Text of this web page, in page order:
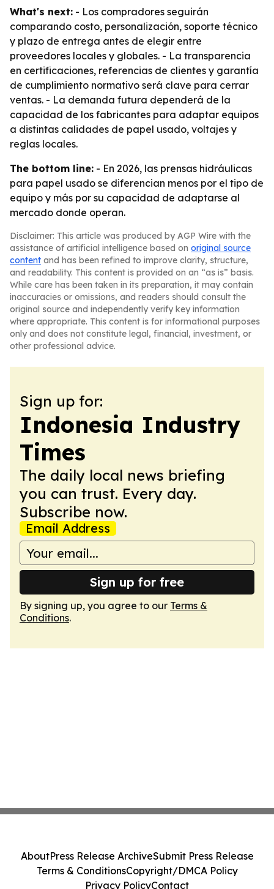
What's next: - Los compradores seguirán
comparando costo, personalización, soporte técnico
y plazo de entrega antes de elegir entre
proveedores locales y globales. - La transparencia
en certificaciones, referencias de clientes y garantía
de cumplimiento normativo será clave para cerrar
ventas. - La demanda futura dependerá de la
capacidad de los fabricantes para adaptar equipos
a distintas calidades de papel usado, voltajes y
reglas locales.
The bottom line: - En 2026, las prensas hidráulicas
para papel usado se diferencian menos por el tipo de
equipo y más por su capacidad de adaptarse al
mercado donde operan.
Disclaimer: This article was produced by AGP Wire with the
assistance of artificial intelligence based on original source
content and has been refined to improve clarity, structure,
and readability. This content is provided on an “as is” basis.
While care has been taken in its preparation, it may contain
inaccuracies or omissions, and readers should consult the
original source and independently verify key information
where appropriate. This content is for informational purposes
only and does not constitute legal, financial, investment, or
other professional advice.
Sign up for:
Indonesia Industry
Times
The daily local news briefing
you can trust. Every day.
Subscribe now.
Email Address
Sign up for free
By signing up, you agree to our Terms &
Conditions.
AboutPress Release ArchiveSubmit Press Release
Terms & ConditionsCopyright/DMCA Policy
Privacy PolicyContact